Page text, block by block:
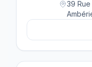
39 Rue